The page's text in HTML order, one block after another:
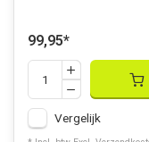
99,95*
Vergelijk